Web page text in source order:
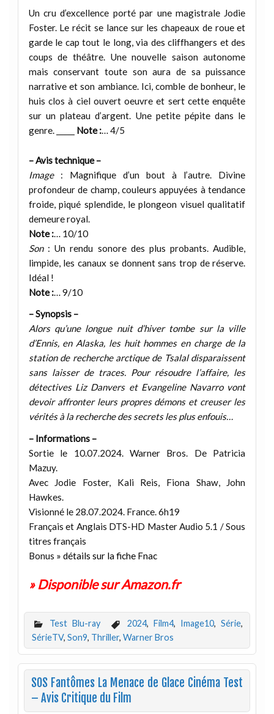
Un cru d’excellence porté par une magistrale Jodie
Foster. Le récit se lance sur les chapeaux de roue et
garde le cap tout le long, via des cliffhangers et des
coups de théâtre. Une nouvelle saison autonome
mais conservant toute son aura de sa puissance
narrative et son ambiance. Ici, comble de bonheur, le
huis clos à ciel ouvert oeuvre et sert cette enquête
sur un plateau d’argent. Une petite pépite dans le
genre. _____ Note :… 4/5
– Avis technique –
Image: Magnifique d’un bout à l’autre. Divine
profondeur de champ, couleurs appuyées à tendance
froide, piqué splendide, le plongeon visuel qualitatif
demeure royal.
Note :… 10/10
Son: Un rendu sonore des plus probants. Audible,
limpide, les canaux se donnent sans trop de réserve.
Idéal !
Note :… 9/10
– Synopsis –
Alors qu’une longue nuit d’hiver tombe sur la ville
d’Ennis, en Alaska, les huit hommes en charge de la
station de recherche arctique de Tsalal disparaissent
sans laisser de traces. Pour résoudre l’affaire, les
détectives Liz Danvers et Evangeline Navarro vont
devoir affronter leurs propres démons et creuser les
vérités à la recherche des secrets les plus enfouis…
– Informations –
Sortie le 10.07.2024. Warner Bros. De Patricia
Mazuy.
Avec Jodie Foster, Kali Reis, Fiona Shaw, John
Hawkes.
Visionné le 28.07.2024. France. 6h19
Français et Anglais DTS-HD Master Audio 5.1 / Sous
titres français
Bonus » détails sur la fiche Fnac
» Disponible sur Amazon.fr
Test Blu-ray 2024,Film4, Image10, Série,
SérieTV, Son9, Thriller, Warner Bros
SOS Fantômes La Menace de Glace Cinéma Test
– Avis Critique du Film